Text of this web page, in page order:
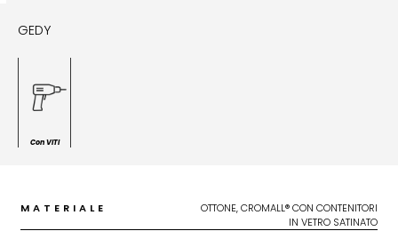
GEDY
Con VITI
MATERIALE
OTTONE, CROMALL® CON CONTENITORI
IN VETRO SATINATO